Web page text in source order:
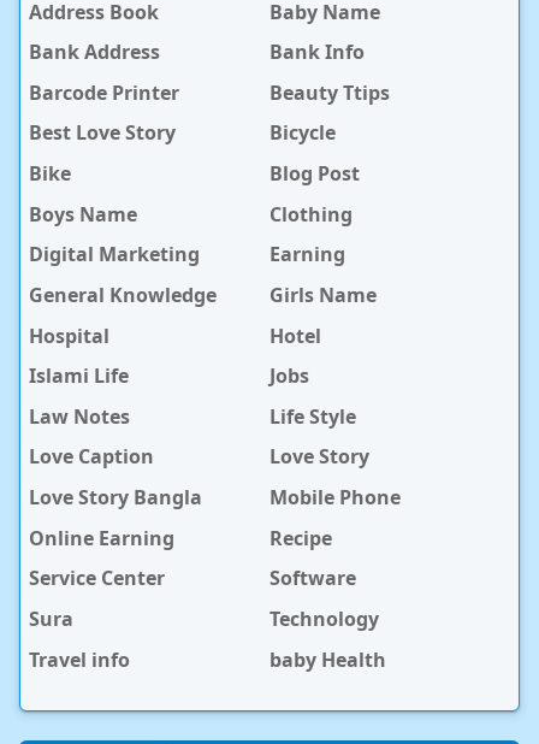
Address Book
Baby Name
Bank Address
Bank Info
Barcode Printer
Beauty Ttips
Best Love Story
Bicycle
Bike
Blog Post
Boys Name
Clothing
Digital Marketing
Earning
General Knowledge
Girls Name
Hospital
Hotel
Islami Life
Jobs
Law Notes
Life Style
Love Caption
Love Story
Love Story Bangla
Mobile Phone
Online Earning
Recipe
Service Center
Software
Sura
Technology
Travel info
baby Health